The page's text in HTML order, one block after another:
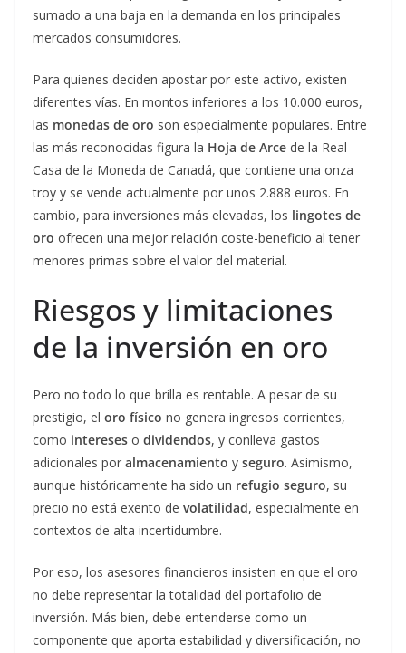
sumado a una baja en la demanda en los principales
mercados consumidores.
Para quienes deciden apostar por este activo, existen
diferentes vías. En montos inferiores a los 10.000 euros,
las monedas de oro son especialmente populares. Entre
las más reconocidas figura la Hoja de Arce de la Real
Casa de la Moneda de Canadá, que contiene una onza
troy y se vende actualmente por unos 2.888 euros. En
cambio, para inversiones más elevadas, los lingotes de
oro ofrecen una mejor relación coste-beneficio al tener
menores primas sobre el valor del material.
Riesgos y limitaciones
de la inversión en oro
Pero no todo lo que brilla es rentable. A pesar de su
prestigio, el oro físico no genera ingresos corrientes,
como intereses o dividendos, y conlleva gastos
adicionales por almacenamiento y seguro. Asimismo,
aunque históricamente ha sido un refugio seguro, su
precio no está exento de volatilidad, especialmente en
contextos de alta incertidumbre.
Por eso, los asesores financieros insisten en que el oro
no debe representar la totalidad del portafolio de
inversión. Más bien, debe entenderse como un
componente que aporta estabilidad y diversificación, no